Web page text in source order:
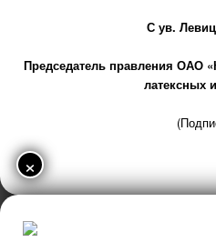
С ув.
Председатель правления ОАО
латексных
×